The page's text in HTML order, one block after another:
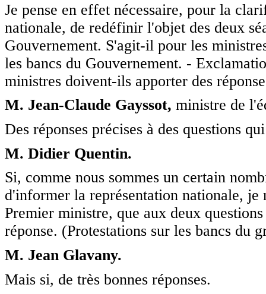
Je pense en effet nécessaire, pour la
nationale, de redéfinir l'objet des deux
Gouvernement. S'agit-il pour les
les bancs du Gouvernement. -
ministres doivent-ils apporter des
M. Jean-Claude Gayssot, ministre de
Des réponses précises à des questions
M. Didier Quentin.
Si, comme nous sommes un certain
d'informer la représentation nationale, je
Premier ministre, que aux deux
réponse. (Protestations sur les bancs du
M. Jean Glavany.
Mais si, de très bonnes réponses.